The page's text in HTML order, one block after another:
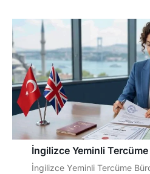
İngilizce Yeminli
İngilizce Yeminli Tercüme